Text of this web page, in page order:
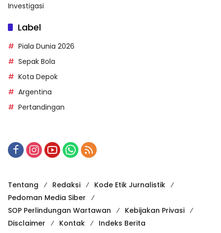
Investigasi
Label
Piala Dunia 2026
Sepak Bola
Kota Depok
Argentina
Pertandingan
Tentang Redaksi
Kode Etik Jurnalistik
Pedoman Media Siber
SOP Perlindungan Wartawan
Kebijakan Privasi
Disclaimer
Kontak Indeks Berita